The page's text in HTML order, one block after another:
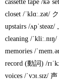
cassette tape /
closet /ˈklɑː.zət/
upstairs /ʌpˈsteəz/
cleaning /
memories /
record (動詞) /
voices /ˈvɔɪ.sɪz/